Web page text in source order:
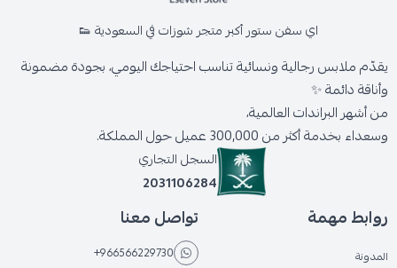
اي سفن ستور أكبر متجر شوزات في السعودية 👟
يقدّم ملابس رجالية ونسائية تناسب احتياجك اليومي، بجودة مضمونة
وأناقة دائمة ✨
من أشهر البراندات العالمية،
وسعداء بخدمة أكثر من 300,000 عميل حول المملكة.
السجل التجاري
2031106284
روابط مهمة
المدونة
تواصل معنا
+966566229730